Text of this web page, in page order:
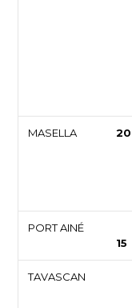
MASELLA 20
PORT AINÉ
15
TAVASCAN